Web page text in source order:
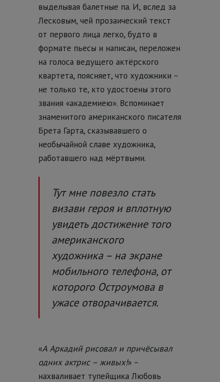
выделывая балетные па. И, вслед за
Лесковым, чей прозаический текст
от первого лица легко, будто в
формате пьесы и написан, переложен
на голоса ведущего актёрского
квартета, поясняет, что художники –
не только те, кто удостоены этого
звания «академиею». Вспоминает
знаменитого американского писателя
Брета Гарта, сказывавшего о
необычайной славе художника,
работавшего над мёртвыми.
Тут мне повезло стать
визави героя и вплотную
увидеть достижение того
американского
художника – на экране
мобильного телефона, от
которого Остроумова в
ужасе отворачивается.
«А Аркадий рисовал и причёсывал
одних актрис – живых!» –
нахваливает тупейщика Любовь